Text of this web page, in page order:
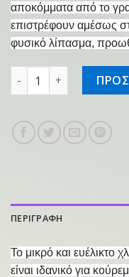
αποκόμματα από το
επιστρέφουν αμέσως
φυσικό λίπασμα,
Χλοοκοπτικό τρακέρ
ΠΕΡΙΓΡΑΦΗ
Το μικρό και ευέλικτο
είναι ιδανικό για